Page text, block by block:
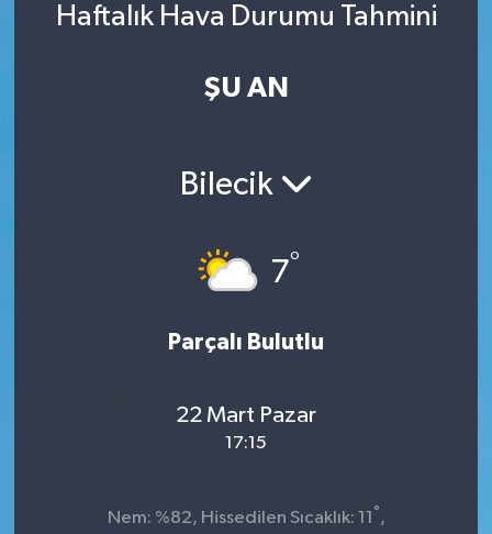
Haftalık Hava Durumu Tahmini
ŞU AN
Bilecik
7°
Parçalı Bulutlu
22 Mart Pazar
17:15
Nem: %82, Hissedilen Sıcaklık: 11 ° ,